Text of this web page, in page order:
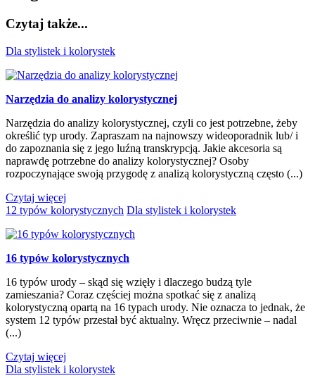
Czytaj także...
Dla stylistek i kolorystek
Narzędzia do analizy kolorystycznej
Narzędzia do analizy kolorystycznej, czyli co jest potrzebne, żeby
określić typ urody. Zapraszam na najnowszy wideoporadnik lub/ i
do zapoznania się z jego luźną transkrypcją. Jakie akcesoria są
naprawdę potrzebne do analizy kolorystycznej? Osoby
rozpoczynające swoją przygodę z analizą kolorystyczną często (...)
Czytaj więcej
12 typów kolorystycznych Dla stylistek i kolorystek
16 typów kolorystycznych
16 typów urody – skąd się wzięły i dlaczego budzą tyle
zamieszania? Coraz częściej można spotkać się z analizą
kolorystyczną opartą na 16 typach urody. Nie oznacza to jednak, że
system 12 typów przestał być aktualny. Wręcz przeciwnie – nadal
(...)
Czytaj więcej
Dla stylistek i kolorystek